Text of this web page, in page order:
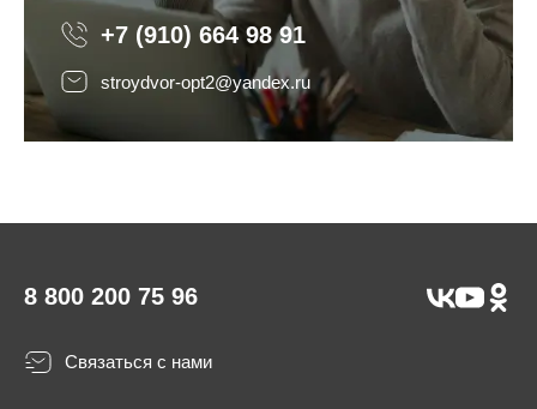
+7 (910) 664 98 91
stroydvor-opt2@yandex.ru
8 800 200 75 96
Связаться с нами